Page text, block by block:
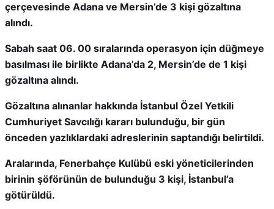
çerçevesinde Adana ve Mersin’de 3 kişi gözaltına
alındı.
Sabah saat 06. 00 sıralarında operasyon için düğmeye
basılması ile birlikte Adana’da 2, Mersin’de de 1 kişi
gözaltına alındı.
Gözaltına alınanlar hakkında İstanbul Özel Yetkili
Cumhuriyet Savcılığı kararı bulunduğu, bir gün
önceden yazlıklardaki adreslerinin saptandığı belirtildi.
Aralarında, Fenerbahçe Kulübü eski yöneticilerinden
birinin şöförünün de bulunduğu 3 kişi, İstanbul’a
götürüldü.